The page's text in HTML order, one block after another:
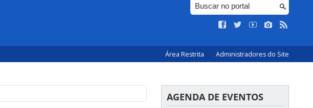
Área Restrita Administradores do Site
AGENDA DE EVENTOS